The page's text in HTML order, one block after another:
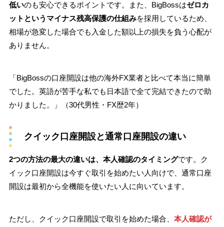
低いのも安心できるポイントです。また、BigBossはゼロカ
ットというマイナス残高保護の仕組みを採用しているため、
相場が急変した場合でも入金した額以上の損失を負う心配が
ありません。
「BigBossの口座開設は他の海外FX業者と比べて本当に簡単
でした。英語が苦手な私でも日本語で全て完結できたので助
かりました。」（30代男性・FX歴2年）
クイック口座開設と通常口座開設の違い
2つの方法の最大の違いは、本人確認のタイミングです。ク
イック口座開設は今すぐ取引を始めたい人向けで、通常口座
開設は最初から全機能を使いたい人に向いています。
ただし、クイック口座開設で取引を始めた場合、 本人確認が